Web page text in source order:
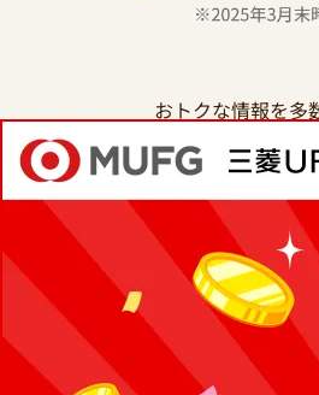
おトクな情報を多